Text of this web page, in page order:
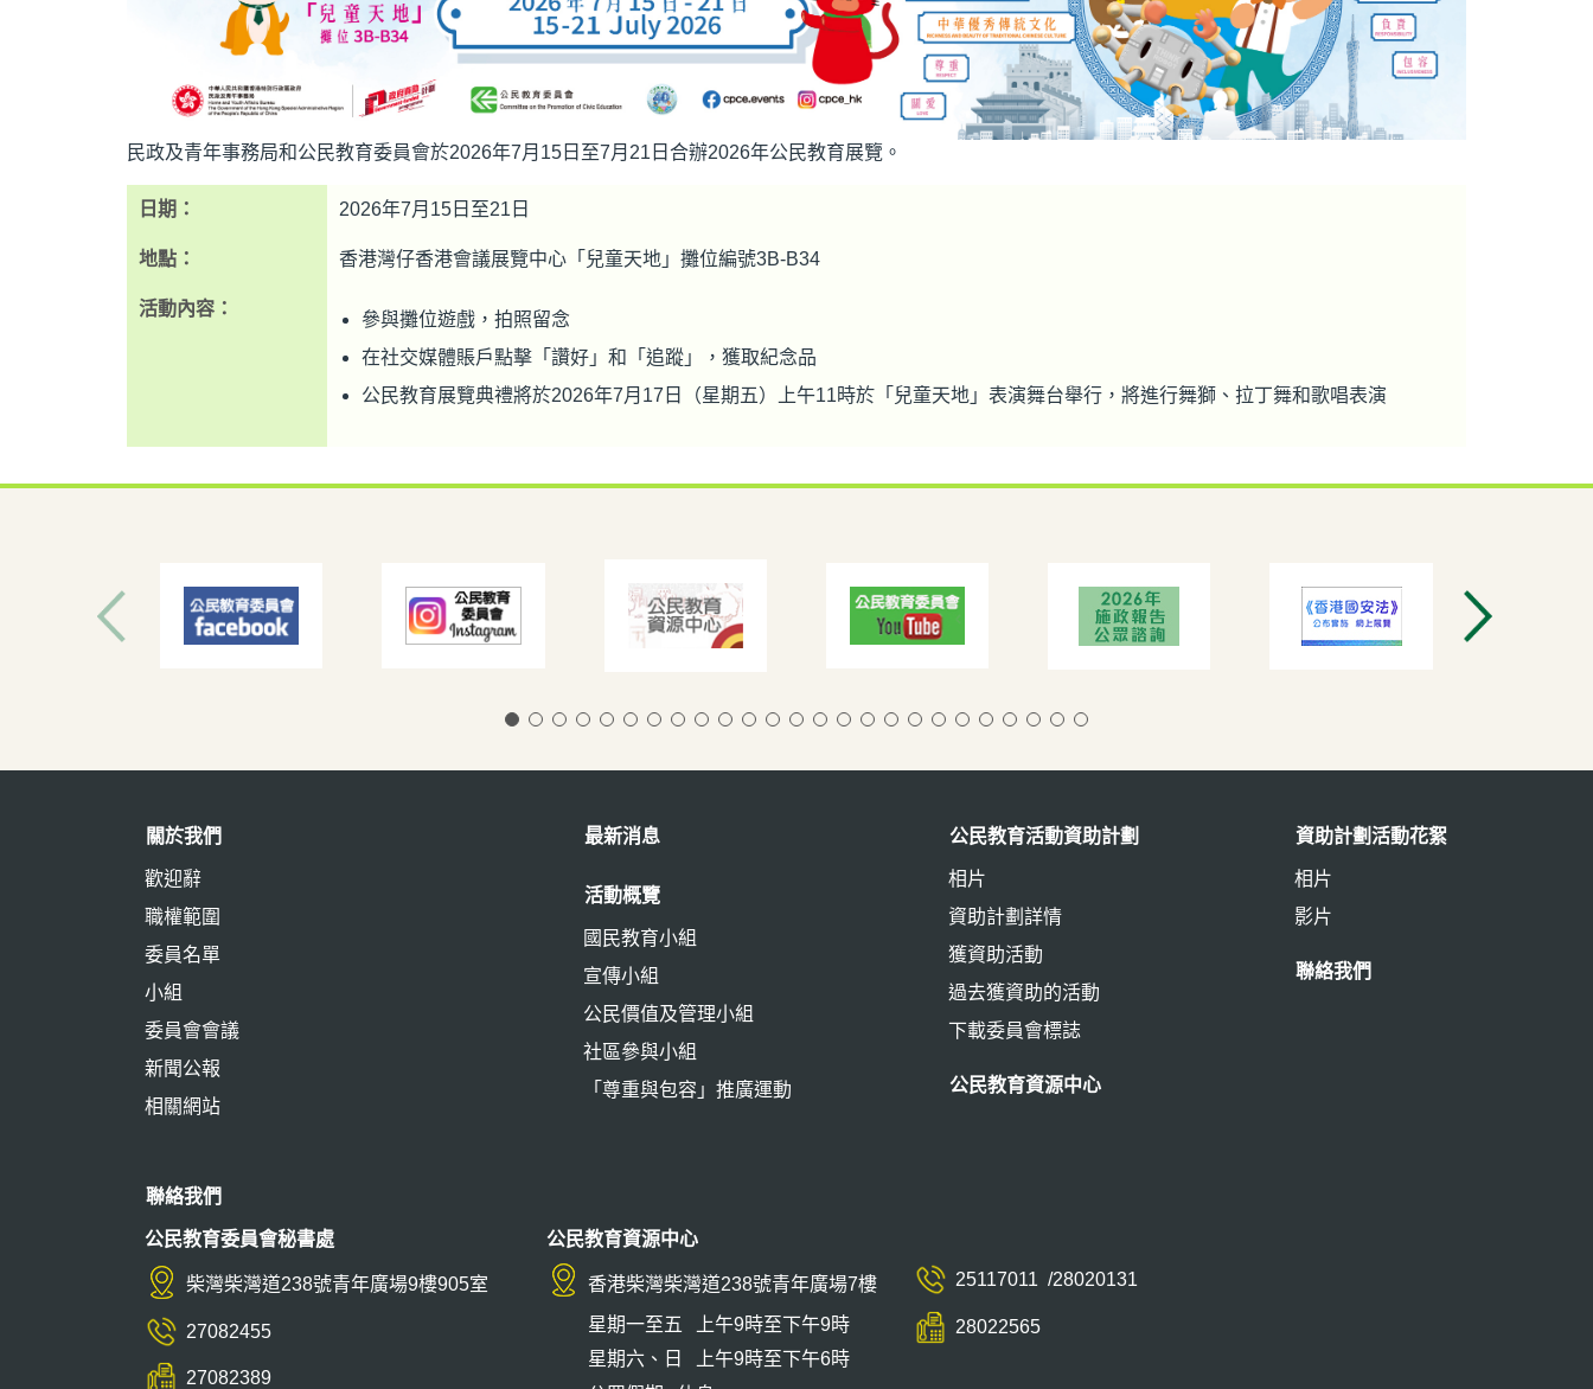
民政及青年事務局和公民教育委員會於2026年7月15日至7月21日合辦2026年公民教育展覽。
日期： 2026年7月15日至21日
地點： 香港灣仔香港會議展覽中心「兒童天地」攤位編號3B-B34
活動內容：
參與攤位遊戲，拍照留念
在社交媒體賬戶點擊「讚好」和「追蹤」，獲取紀念品
公民教育展覽典禮將於2026年7月17日（星期五）上午11時於「兒童天地」表演舞台舉行，將進行舞獅、拉丁舞和歌唱表演
關於我們
歡迎辭
職權範圍
委員名單
小組
委員會會議
新聞公報
相關網站
最新消息
活動概覽
國民教育小組
宣傳小組
公民價值及管理小組
社區參與小組
「尊重與包容」推廣運動
公民教育活動資助計劃
相片
資助計劃詳情
獲資助活動
過去獲資助的活動
下載委員會標誌
公民教育資源中心
資助計劃活動花絮
相片
影片
聯絡我們
聯絡我們
公民教育委員會秘書處
柴灣柴灣道238號青年廣場9樓905室
27082455
27082389
公民教育資源中心
香港柴灣柴灣道238號青年廣場7樓
星期一至五
上午9時至下午9時
星期六、日
上午9時至下午6時
25117011 /28020131
28022565